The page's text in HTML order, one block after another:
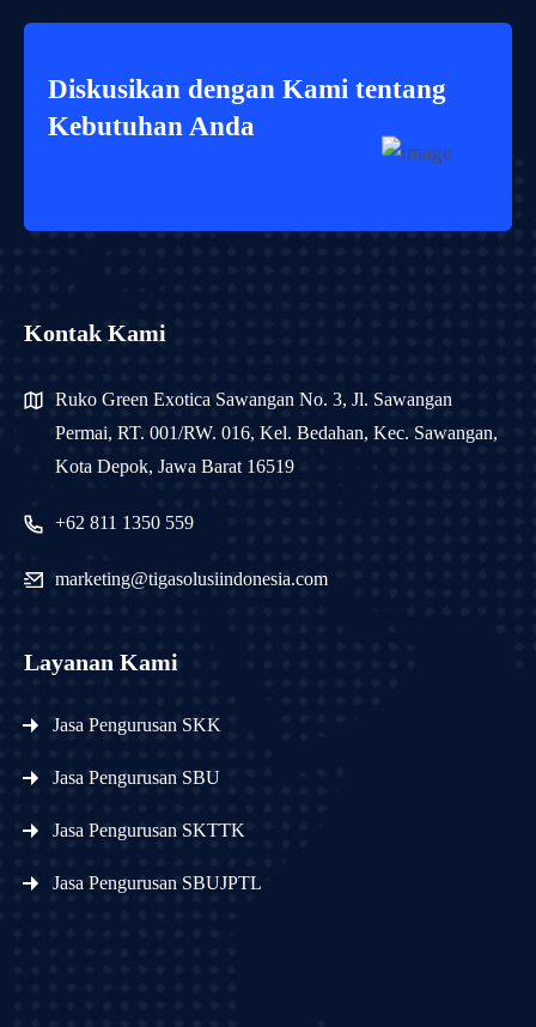
Diskusikan dengan Kami tentang
Kebutuhan Anda
Kontak Kami
Ruko Green Exotica Sawangan No. 3, Jl. Sawangan
Permai, RT. 001/RW. 016, Kel. Bedahan, Kec. Sawangan,
Kota Depok, Jawa Barat 16519
+62 811 1350 559
marketing@tigasolusiindonesia.com
Layanan Kami
Jasa Pengurusan SKK
Jasa Pengurusan SBU
Jasa Pengurusan SKTTK
Jasa Pengurusan SBUJPTL